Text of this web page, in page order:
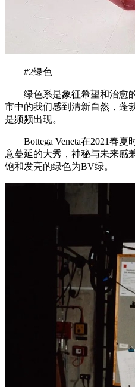
#2绿色
绿色系是象征希望和治愈
市中的我们感到清新自然，蓬
是频频出现。
Bottega Veneta在2021春夏
意蔓延的大秀，神秘与未来感
饱和发亮的绿色为BV绿。